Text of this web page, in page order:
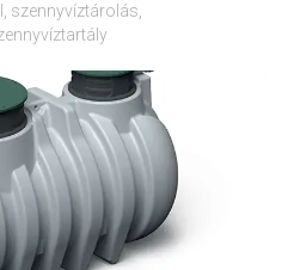
szennyvíztárolás